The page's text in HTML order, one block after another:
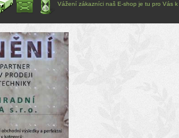
Vážení zákazníci naš E-shop je tu pro Vás